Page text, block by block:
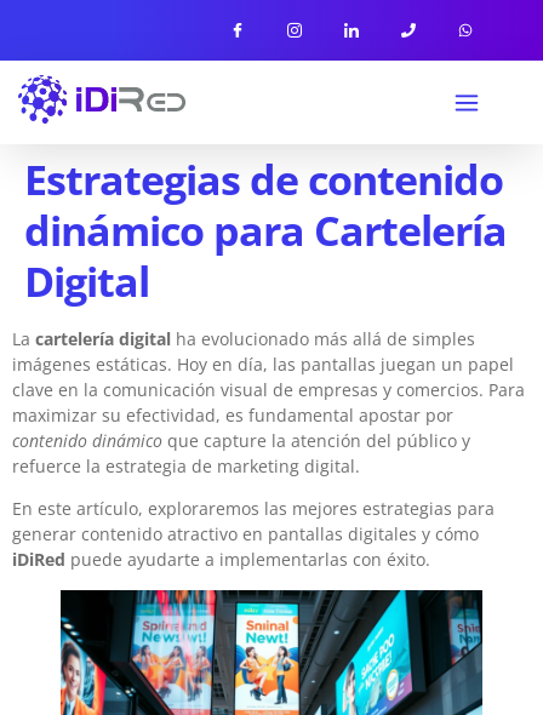
Estrategias de contenido
dinámico para Cartelería
Digital
La cartelería digital ha evolucionado más allá de simples
imágenes estáticas. Hoy en día, las pantallas juegan un papel
clave en la comunicación visual de empresas y comercios. Para
maximizar su efectividad, es fundamental apostar por
contenido dinámico que capture la atención del público y
refuerce la estrategia de marketing digital.
En este artículo, exploraremos las mejores estrategias para
generar contenido atractivo en pantallas digitales y cómo
iDiRed puede ayudarte a implementarlas con éxito.